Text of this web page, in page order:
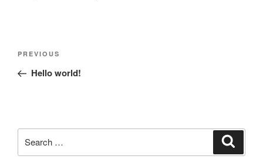
Post
Previous
Post
PREVIOUS
Hello world!
for: